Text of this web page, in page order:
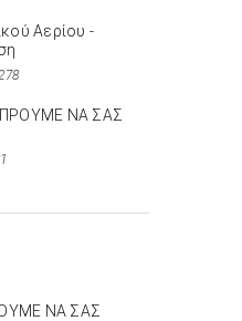
Αερίου -
278
ΝΑ ΣΑΣ
ΝΑ ΣΑΣ